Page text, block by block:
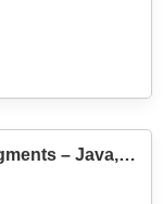
jOOQ Internals: Pushing up SQL fragments – Java, SQL and jOOQ.